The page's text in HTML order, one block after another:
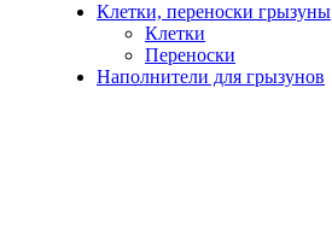
Клетки, переноски грызуны
Клетки
Переноски
Наполнители для грызунов